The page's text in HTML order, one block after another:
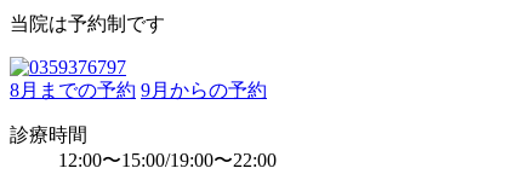
当院は予約制です
8月までの予約 9月からの予約
診療時間
12:00〜15:00/19:00〜22:00